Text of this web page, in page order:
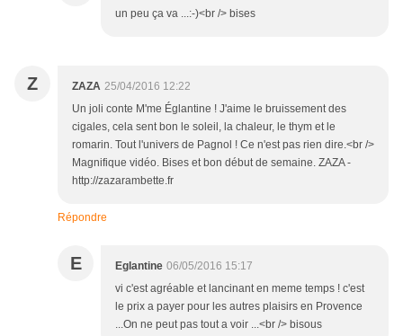
un peu ça va ...:-)<br /> bises
Z ZAZA 25/04/2016 12:22
Un joli conte M'me Églantine ! J'aime le bruissement des
cigales, cela sent bon le soleil, la chaleur, le thym et le
romarin. Tout l'univers de Pagnol ! Ce n'est pas rien dire.<br />
Magnifique vidéo. Bises et bon début de semaine. ZAZA -
http://zazarambette.fr
Répondre
E Eglantine 06/05/2016 15:17
vi c'est agréable et lancinant en meme temps ! c'est
le prix a payer pour les autres plaisirs en Provence
...On ne peut pas tout a voir ...<br /> bisous